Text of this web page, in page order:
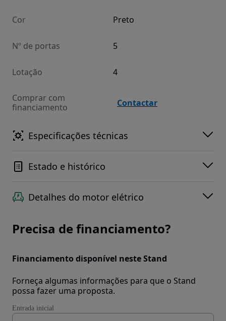
Cor Preto
Nº de portas 5
Lotação 4
Comprar com
financiamento
Contactar
Especificações técnicas
Estado e histórico
Detalhes do motor elétrico
Precisa de financiamento?
Financiamento disponível neste Stand
Forneça algumas informações para que o Stand
possa fazer uma proposta.
Entrada inicial